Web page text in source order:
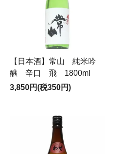
【日本酒】常山 純米吟
醸 辛口 飛 1800ml
3,850円(税350円)